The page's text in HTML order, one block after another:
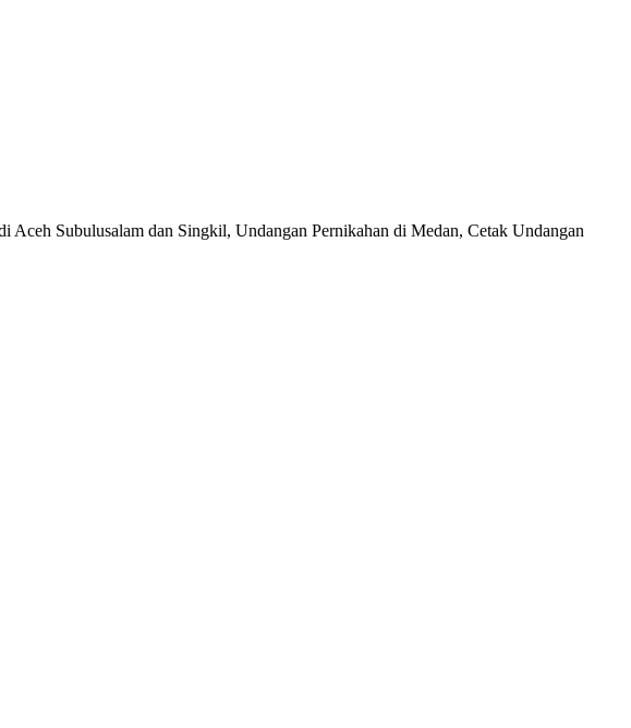
Aceh Subulusalam dan Singkil, Undangan Pernikahan di Medan, Cetak Undangan